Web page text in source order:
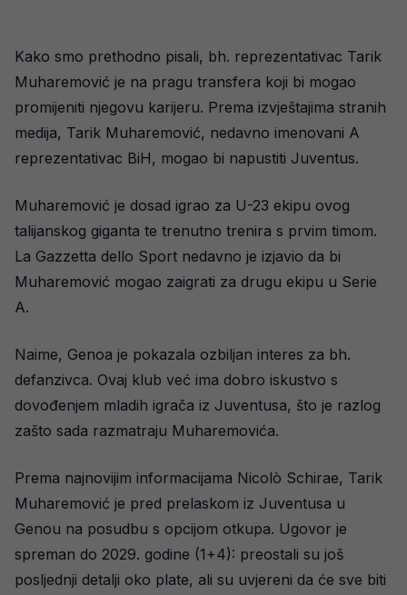
Kako smo prethodno pisali, bh. reprezentativac Tarik
Muharemović je na pragu transfera koji bi mogao
promijeniti njegovu karijeru. Prema izvještajima stranih
medija, Tarik Muharemović, nedavno imenovani A
reprezentativac BiH, mogao bi napustiti Juventus.
Muharemović je dosad igrao za U-23 ekipu ovog
talijanskog giganta te trenutno trenira s prvim timom.
La Gazzetta dello Sport nedavno je izjavio da bi
Muharemović mogao zaigrati za drugu ekipu u Serie
A.
Naime, Genoa je pokazala ozbiljan interes za bh.
defanzivca. Ovaj klub već ima dobro iskustvo s
dovođenjem mladih igrača iz Juventusa, što je razlog
zašto sada razmatraju Muharemovića.
Prema najnovijim informacijama Nicolò Schirae, Tarik
Muharemović je pred prelaskom iz Juventusa u
Genou na posudbu s opcijom otkupa. Ugovor je
spreman do 2029. godine (1+4): preostali su još
posljednji detalji oko plate, ali su uvjereni da će sve biti